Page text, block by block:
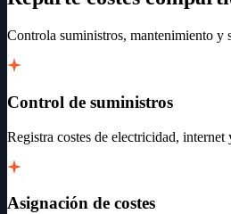
Controla suministros, mantenimiento y
Control de suministros
Registra costes de electricidad,
Asignación de costes